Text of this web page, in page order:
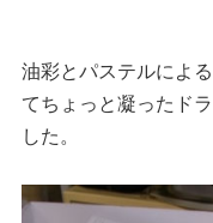
油彩とパステルによ
てちょっと凝ったド
した。